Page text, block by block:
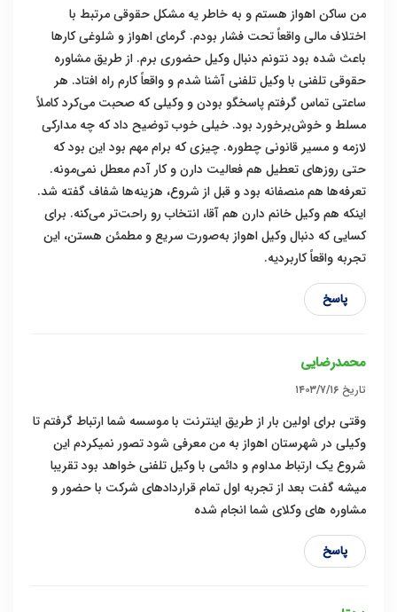
من ساکن اهواز هستم و به خاطر یه مشکل حقوقی مرتبط با
اختلاف مالی واقعاً تحت فشار بودم. گرمای اهواز و شلوغی کارها
باعث شده بود نتونم دنبال وکیل حضوری برم. از طریق مشاوره
حقوقی تلفنی با وکیل تلفنی آشنا شدم و واقعاً کارم راه افتاد. هر
ساعتی تماس گرفتم پاسخگو بودن و وکیلی که صحبت می‌کرد کاملاً
مسلط و خوش‌برخورد بود. خیلی خوب توضیح داد که چه مدارکی
لازمه و مسیر قانونی چطوره. چیزی که برام مهم بود این بود که
حتی روزهای تعطیل هم فعالیت دارن و کار آدم معطل نمی‌مونه.
تعرفه‌ها هم منصفانه بود و قبل از شروع، هزینه‌ها شفاف گفته شد.
اینکه هم وکیل خانم دارن هم آقا، انتخاب رو راحت‌تر می‌کنه. برای
کسایی که دنبال وکیل اهواز به‌صورت سریع و مطمئن هستن، این
تجربه واقعاً کاربردیه.
پاسخ
محمدرضایی
تاریخ ۱۴۰۳/۷/۱۶
وقتی برای اولین بار از طریق اینترنت با موسسه شما ارتباط گرفتم تا
وکیلی در شهرستان اهواز به من معرفی شود تصور نمیکردم این
شروع یک ارتباط مداوم و دائمی با وکیل تلفنی خواهد بود تقریبا
میشه گفت بعد از تجربه اول تمام قراردادهای شرکت با حضور و
مشاوره های وکلای شما انجام شده
پاسخ